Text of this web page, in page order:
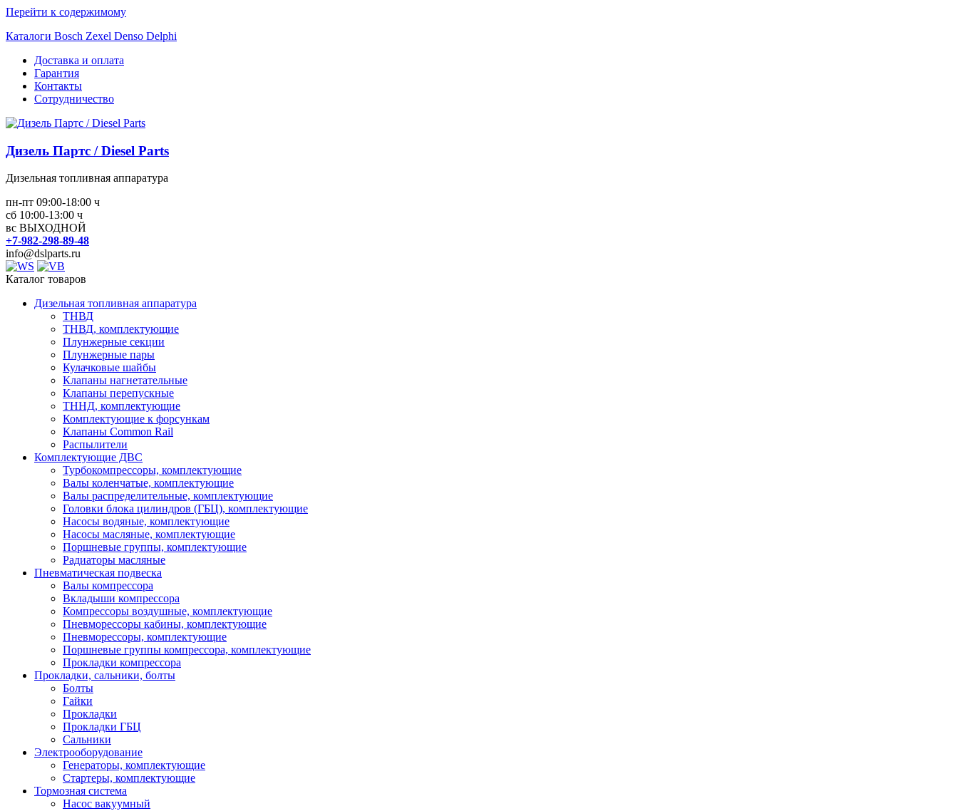
Перейти к содержимому
Каталоги Bosch Zexel Denso Delphi
Доставка и оплата
Гарантия
Контакты
Сотрудничество
Дизель Партс / Diesel Parts
Дизельная топливная аппаратура
пн-пт 09:00-18:00 ч
сб 10:00-13:00 ч
вс ВЫХОДНОЙ
+7-982-298-89-48
info@dslparts.ru
Каталог товаров
Дизельная топливная аппаратура
ТНВД
ТНВД, комплектующие
Плунжерные секции
Плунжерные пары
Кулачковые шайбы
Клапаны нагнетательные
Клапаны перепускные
ТННД, комплектующие
Комплектующие к форсункам
Клапаны Common Rail
Распылители
Комплектующие ДВС
Турбокомпрессоры, комплектующие
Валы коленчатые, комплектующие
Валы распределительные, комплектующие
Головки блока цилиндров (ГБЦ), комплектующие
Насосы водяные, комплектующие
Насосы масляные, комплектующие
Поршневые группы, комплектующие
Радиаторы масляные
Пневматическая подвеска
Валы компрессора
Вкладыши компрессора
Компрессоры воздушные, комплектующие
Пневморессоры кабины, комплектующие
Пневморессоры, комплектующие
Поршневые группы компрессора, комплектующие
Прокладки компрессора
Прокладки, сальники, болты
Болты
Гайки
Прокладки
Прокладки ГБЦ
Сальники
Электрооборудование
Генераторы, комплектующие
Стартеры, комплектующие
Тормозная система
Насос вакуумный